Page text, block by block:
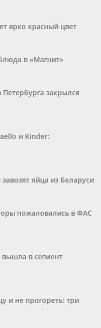
ярко красный цвет
в «Магнит»
закрылся
и Kinder:
яйца из Беларуси
пожаловались в ФАС
в сегмент
и не прогореть: три